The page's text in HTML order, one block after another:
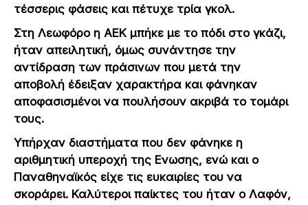
τέσσερις φάσεις και πέτυχε τρία γκολ.
Στη Λεωφόρο η ΑΕΚ μπήκε με το πόδι στο γκάζι,
ήταν απειλητική, όμως συνάντησε την
αντίδραση των πράσινων που μετά την
αποβολή έδειξαν χαρακτήρα και φάνηκαν
αποφασισμένοι να πουλήσουν ακριβά το τομάρι
τους.
Υπήρχαν διαστήματα που δεν φάνηκε η
αριθμητική υπεροχή της Ενωσης, ενώ και ο
Παναθηναϊκός είχε τις ευκαιρίες του να
σκοράρει. Καλύτεροι παίκτες του ήταν ο Λαφόν,